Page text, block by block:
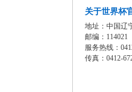
关于世界杯
地址：中国辽
邮编：114021
服务热线：
传真：0412-